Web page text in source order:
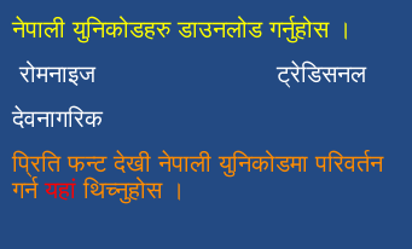
नेपाली युनिकोडहरु डाउनलोड गर्नुहोस ।
रोमनाइज
ट्रेडिसनल
देवनागरिक
प्रिति फन्ट देखी नेपाली युनिकोडमा परिवर्तन
गर्न यहां थिच्नुहोस ।